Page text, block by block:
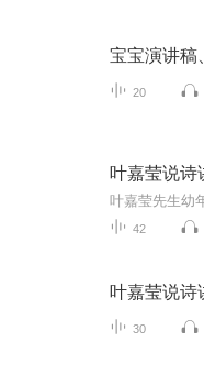
宝宝演讲稿
20
叶嘉莹说诗
42
叶嘉莹说诗
30